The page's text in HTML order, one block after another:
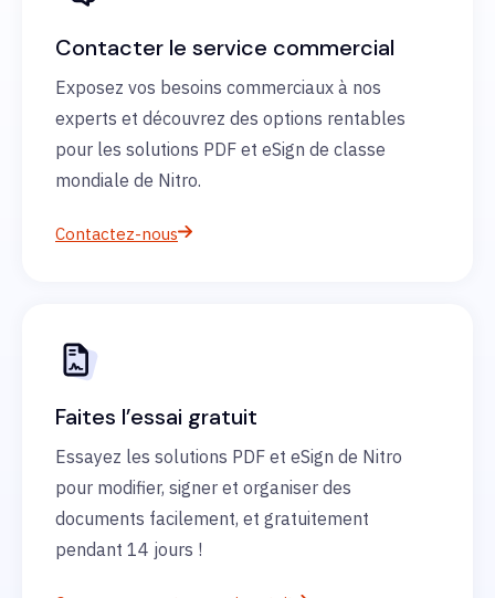
Contacter le service commercial
Exposez vos besoins commerciaux à nos
experts et découvrez des options rentables
pour les solutions PDF et eSign de classe
mondiale de Nitro.
Contactez-nous
Faites l’essai gratuit
Essayez les solutions PDF et eSign de Nitro
pour modifier, signer et organiser des
documents facilement, et gratuitement
pendant 14 jours !